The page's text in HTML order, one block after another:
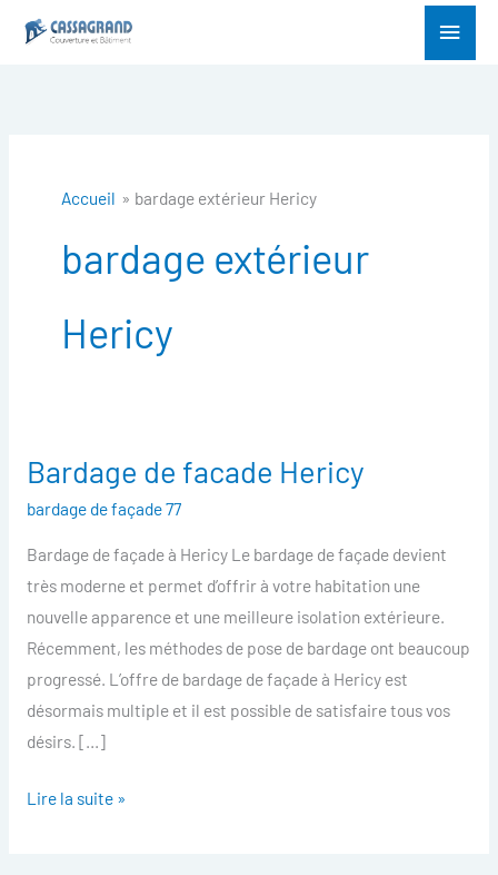
Menu
Accueil bardage extérieur Hericy
bardage extérieur
Hericy
Bardage de facade Hericy
bardage de façade 77
Bardage de façade à Hericy Le bardage de façade devient
très moderne et permet d’offrir à votre habitation une
nouvelle apparence et une meilleure isolation extérieure.
Récemment, les méthodes de pose de bardage ont beaucoup
progressé. L’offre de bardage de façade à Hericy est
désormais multiple et il est possible de satisfaire tous vos
désirs. […]
Bardage
Hericy
Lire la suite »